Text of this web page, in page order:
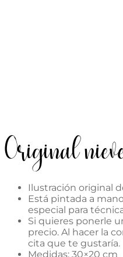
Original
Ilustración original
Está pintada a
especial para
Si quieres ponerle
precio. Al hacer la
cita que te gustaría.
Medidas: 30×20 cm